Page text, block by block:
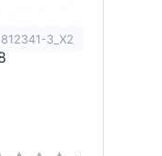
3_X2